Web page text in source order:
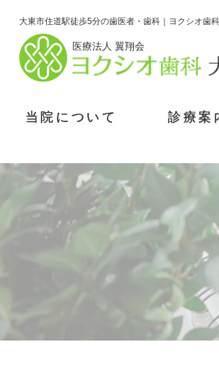
大東市住道駅徒歩5分の歯医者・歯科｜ヨクシオ歯
医療法人 翼翔会
当院について 診療案